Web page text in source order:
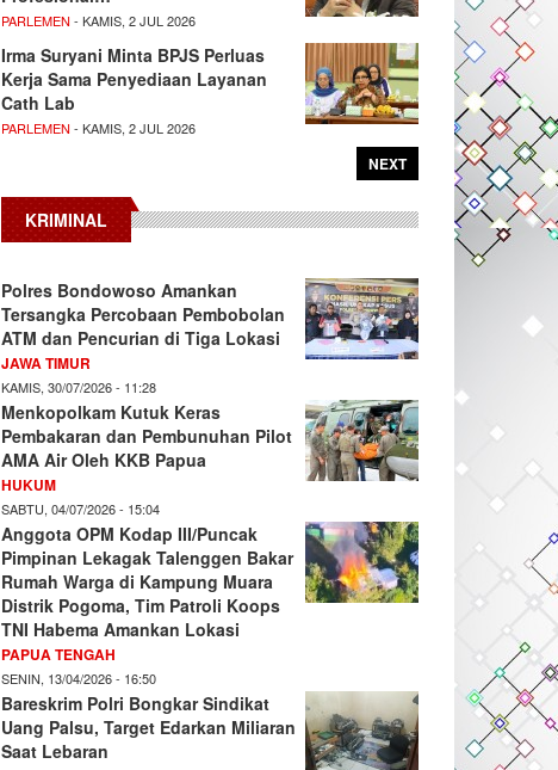
PARLEMEN - KAMIS, 2 JUL 2026
Irma Suryani Minta BPJS Perluas
Kerja Sama Penyediaan Layanan
Cath Lab
PARLEMEN - KAMIS, 2 JUL 2026
NEXT
KRIMINAL
Polres Bondowoso Amankan
Tersangka Percobaan Pembobolan
ATM dan Pencurian di Tiga Lokasi
JAWA TIMUR
KAMIS, 30/07/2026 - 11:28
Menkopolkam Kutuk Keras
Pembakaran dan Pembunuhan Pilot
AMA Air Oleh KKB Papua
HUKUM
SABTU, 04/07/2026 - 15:04
Anggota OPM Kodap III/Puncak
Pimpinan Lekagak Talenggen Bakar
Rumah Warga di Kampung Muara
Distrik Pogoma, Tim Patroli Koops
TNI Habema Amankan Lokasi
PAPUA TENGAH
SENIN, 13/04/2026 - 16:50
Bareskrim Polri Bongkar Sindikat
Uang Palsu, Target Edarkan Miliaran
Saat Lebaran